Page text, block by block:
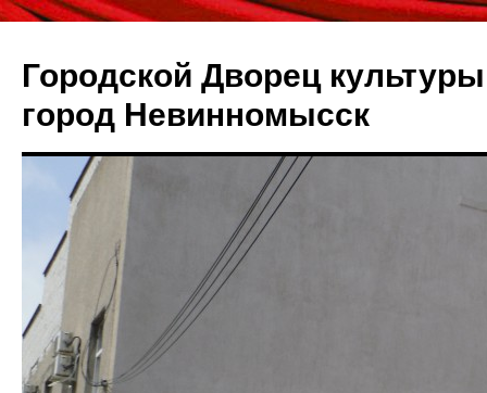
Городской Дворец
город Невинномысск